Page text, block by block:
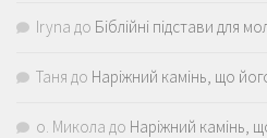
Iryna до Біблійні підстави для
Таня до Наріжний камінь, що
о. Микола до Наріжний камінь,